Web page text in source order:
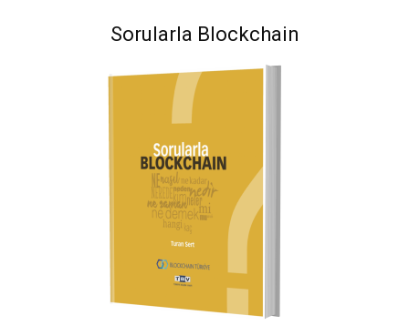
Sorularla Blockchain